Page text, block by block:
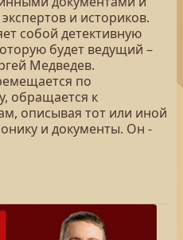
и историков.
собой детективную
будет ведущий –
Медведев.
по
обращается к
описывая тот или иной
и документы. Он -